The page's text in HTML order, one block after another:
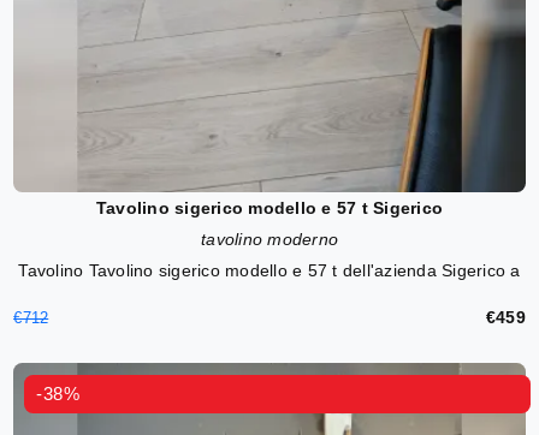
Tavolino sigerico modello e 57 t Sigerico
tavolino moderno
Tavolino Tavolino sigerico modello e 57 t dell'azienda Sigerico a
€712 €459
-38%